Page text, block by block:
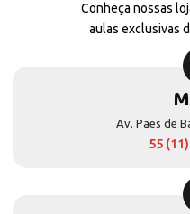
Conheça nossas
aulas exclusivas
Av. Paes de
55